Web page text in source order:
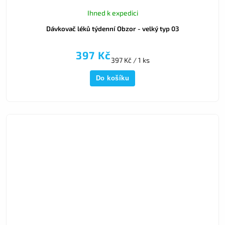
Dávkovač léků týdenní Obzor - velký typ 03
Ihned k expedici
397 Kč397 Kč / 1 ks
Do košíku